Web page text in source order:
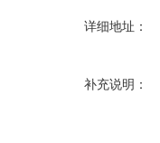
详细地址：
补充说明：